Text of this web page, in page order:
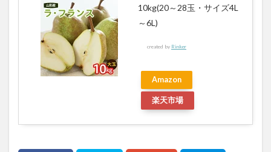
10kg(20～28玉・サイズ4L
～6L)
created by Rinker
Amazon
楽天市場